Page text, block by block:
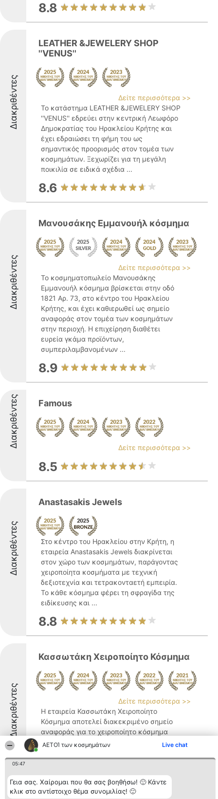
ΑΕΤΟΊ των κοσμημάτων Live chat
05:47
Γεια σας. Χαίρομαι που θα σας βοηθήσω! 🙂 Κάντε
κλικ στο αντίστοιχο θέμα συνομιλίας! 🙂
8.8
Διακριθέντες
LEATHER &JEWELERY SHOP
''VENUS''
Δείτε περισσότερα >>
Το κατάστημα LEATHER &JEWELERY SHOP
''VENUS'' εδρεύει στην κεντρική Λεωφόρο
Δημοκρατίας του Ηρακλείου Κρήτης και
έχει εδραιώσει τη φήμη του ως
σημαντικός προορισμός στον τομέα των
κοσμημάτων. Ξεχωρίζει για τη μεγάλη
ποικιλία σε ειδικά σχέδια ...
8.6
Διακριθέντες
Μανουσάκης Εμμανουήλ κόσμημα
Δείτε περισσότερα >>
Το κοσμηματοπωλείο Μανουσάκης
Εμμανουήλ κόσμημα βρίσκεται στην οδό
1821 Αρ. 73, στο κέντρο του Ηρακλείου
Κρήτης, και έχει καθιερωθεί ως σημείο
αναφοράς στον τομέα των κοσμημάτων
στην περιοχή. Η επιχείρηση διαθέτει
ευρεία γκάμα προϊόντων,
συμπεριλαμβανομένων ...
8.9
Διακριθέντες Famous
Δείτε περισσότερα >>
8.5
Διακριθέντες
Anastasakis Jewels
Στο κέντρο του Ηρακλείου στην Κρήτη, η
εταιρεία Anastasakis Jewels διακρίνεται
στον χώρο των κοσμημάτων, παράγοντας
χειροποίητα κοσμήματα με τεχνική
δεξιοτεχνία και τετρακονταετή εμπειρία.
Το κάθε κόσμημα φέρει τη σφραγίδα της
ειδίκευσης και ...
8.8
Διακριθέντες
Κασσωτάκη Χειροποίητο Κόσμημα
Δείτε περισσότερα >>
Η εταιρεία Κασσωτάκη Χειροποίητο
Κόσμημα αποτελεί διακεκριμένο σημείο
αναφοράς για το χειροποίητο κόσμημα
στο Ηράκλειο Κρήτης. Με σημαντική
παραδοσιακή τεχνική, η επιχείρηση
8.2